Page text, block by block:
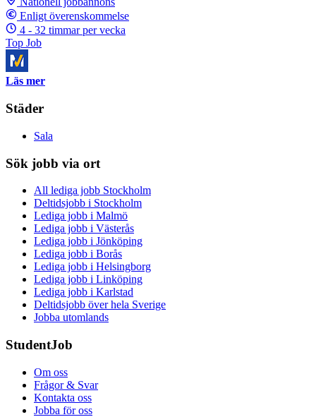
Enligt överenskommelse
4 - 32 timmar per vecka
Top Job
Läs mer
Städer
Sala
Sök jobb via ort
All lediga jobb Stockholm
Deltidsjobb i Stockholm
Lediga jobb i Malmö
Lediga jobb i Västerås
Lediga jobb i Jönköping
Lediga jobb i Borås
Lediga jobb i Helsingborg
Lediga jobb i Linköping
Lediga jobb i Karlstad
Deltidsjobb över hela Sverige
Jobba utomlands
StudentJob
Om oss
Frågor & Svar
Kontakta oss
Jobba för oss